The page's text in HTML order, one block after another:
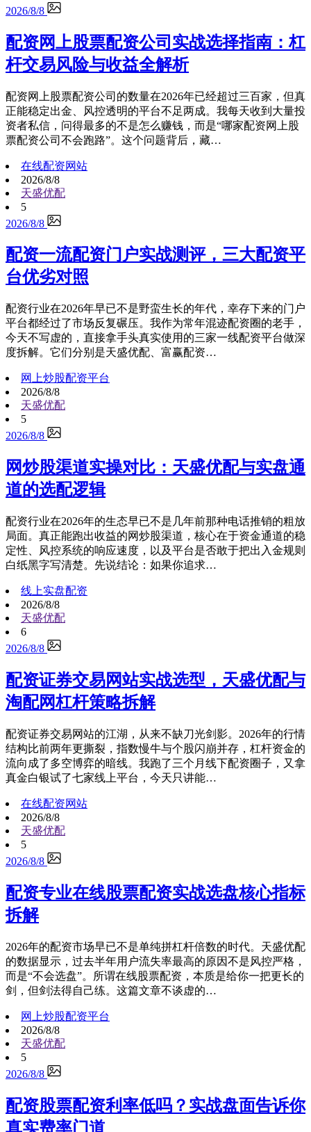
2026/8/8
配资网上股票配资公司实战选择指南：杠
杆交易风险与收益全解析
配资网上股票配资公司的数量在2026年已经超过三百家，但真
正能稳定出金、风控透明的平台不足两成。我每天收到大量投
资者私信，问得最多的不是怎么赚钱，而是“哪家配资网上股
票配资公司不会跑路”。这个问题背后，藏…
在线配资网站
2026/8/8
天盛优配
5
2026/8/8
配资一流配资门户实战测评，三大配资平
台优劣对照
配资行业在2026年早已不是野蛮生长的年代，幸存下来的门户
平台都经过了市场反复碾压。我作为常年混迹配资圈的老手，
今天不写虚的，直接拿手头真实使用的三家一线配资平台做深
度拆解。它们分别是天盛优配、富赢配资…
网上炒股配资平台
2026/8/8
天盛优配
5
2026/8/8
网炒股渠道实操对比：天盛优配与实盘通
道的选配逻辑
配资行业在2026年的生态早已不是几年前那种电话推销的粗放
局面。真正能跑出收益的网炒股渠道，核心在于资金通道的稳
定性、风控系统的响应速度，以及平台是否敢于把出入金规则
白纸黑字写清楚。先说结论：如果你追求…
线上实盘配资
2026/8/8
天盛优配
6
2026/8/8
配资证券交易网站实战选型，天盛优配与
淘配网杠杆策略拆解
配资证券交易网站的江湖，从来不缺刀光剑影。2026年的行情
结构比前两年更撕裂，指数慢牛与个股闪崩并存，杠杆资金的
流向成了多空博弈的暗线。我跑了三个月线下配资圈子，又拿
真金白银试了七家线上平台，今天只讲能…
在线配资网站
2026/8/8
天盛优配
5
2026/8/8
配资专业在线股票配资实战选盘核心指标
拆解
2026年的配资市场早已不是单纯拼杠杆倍数的时代。天盛优配
的数据显示，过去半年用户流失率最高的原因不是风控严格，
而是“不会选盘”。所谓在线股票配资，本质是给你一把更长的
剑，但剑法得自己练。这篇文章不谈虚的…
网上炒股配资平台
2026/8/8
天盛优配
5
2026/8/8
配资股票配资利率低吗？实战盘面告诉你
真实费率门道